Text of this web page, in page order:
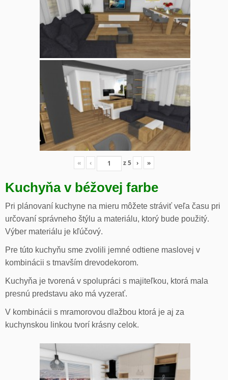
« ‹ z5 › »
Kuchyňa v béžovej farbe
Pri plánovaní kuchyne na mieru môžete stráviť veľa času pri
určovaní správneho štýlu a materiálu, ktorý bude použitý.
Výber materiálu je kľúčový.
Pre túto kuchyňu sme zvolili jemné odtiene maslovej v
kombinácii s tmavším drevodekorom.
Kuchyňa je tvorená v spolupráci s majiteľkou, ktorá mala
presnú predstavu ako má vyzerať.
V kombinácii s mramorovou dlažbou ktorá je aj za
kuchynskou linkou tvorí krásny celok.